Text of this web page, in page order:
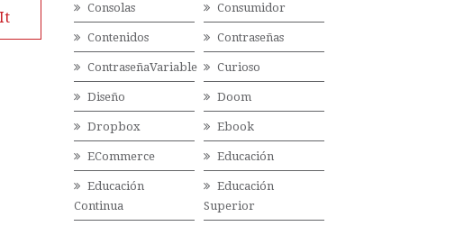
Consolas Consumidor
Contenidos Contraseñas
ContraseñaVariable Curioso
Diseño Doom
Dropbox Ebook
ECommerce Educación
Educación
Continua
Educación
Superior